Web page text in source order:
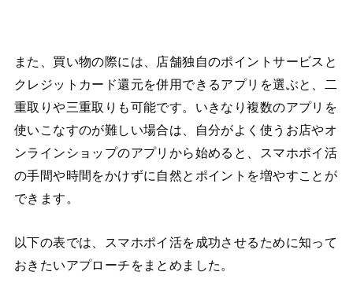
また、買い物の際には、店舗独自のポイントサービスと
クレジットカード還元を併用できるアプリを選ぶと、二
重取りや三重取りも可能です。いきなり複数のアプリを
使いこなすのが難しい場合は、自分がよく使うお店やオ
ンラインショップのアプリから始めると、スマホポイ活
の手間や時間をかけずに自然とポイントを増やすことが
できます。
以下の表では、スマホポイ活を成功させるために知って
おきたいアプローチをまとめました。